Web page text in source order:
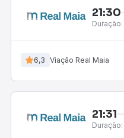
21:30
Duração:
6,3 Viação Real Maia
21:31
Duração: